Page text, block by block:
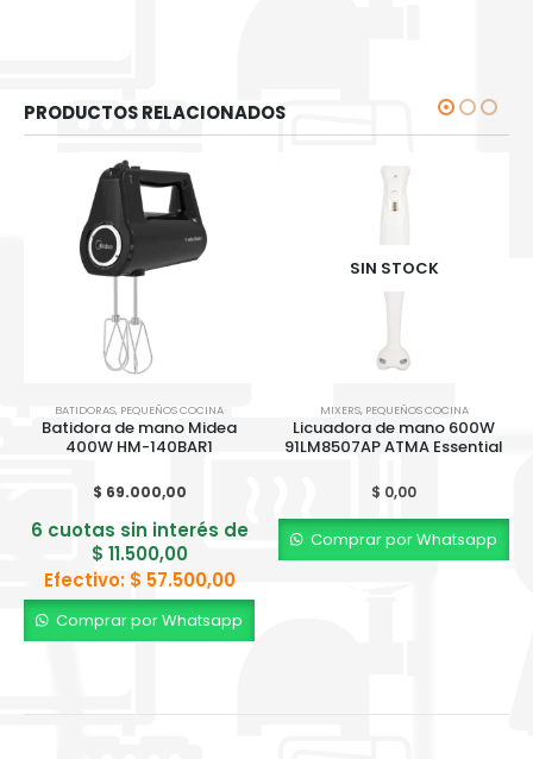
PRODUCTOS RELACIONADOS
BATIDORAS, PEQUEÑOS COCINA
Batidora de mano Midea
400W HM-140BAR1
$ 69.000,00
6 cuotas sin interés de
$ 11.500,00
Efectivo: $ 57.500,00
Comprar por Whatsapp
SIN STOCK
MIXERS, PEQUEÑOS COCINA
Licuadora de mano 600W
91LM8507AP ATMA Essential
$ 0,00
Comprar por Whatsapp